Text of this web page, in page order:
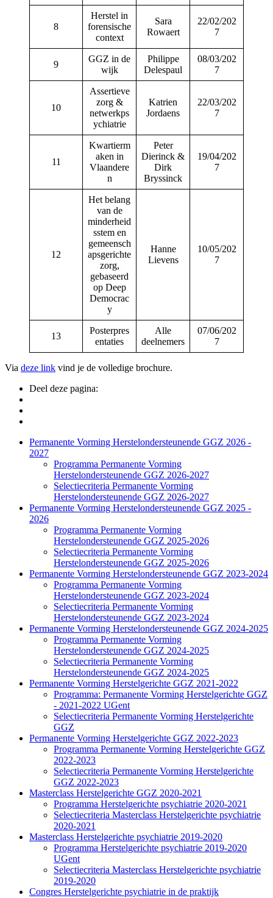
8
Herstel in
forensische
context
Sara
Rowaert
22/02/202
7
9
GGZ in de
wijk
Philippe
Delespaul
08/03/202
7
10
Assertieve
zorg &
netwerkps
ychiatrie
Katrien
Jordaens
22/03/202
7
11
Kwartierm
aken in
Vlaandere
n
Peter
Dierinck &
Dirk
Bryssinck
19/04/202
7
12
Het belang
van de
minderheid
sstem en
gemeensch
apsgerichte
zorg,
gebaseerd
op Deep
Democrac
y
Hanne
Lievens
10/05/202
7
13
Posterpres
entaties
Alle
deelnemers
07/06/202
7
Via deze link vind je de volledige brochure.
Deel deze pagina:
Side
Navigation
Permanente Vorming Herstelondersteunende GGZ 2026 -
2027
Programma Permanente Vorming
Herstelondersteunende GGZ 2026-2027
Selectiecriteria Permanente Vorming
Herstelondersteunende GGZ 2026-2027
Permanente Vorming Herstelondersteunende GGZ 2025 -
2026
Programma Permanente Vorming
Herstelondersteunende GGZ 2025-2026
Selectiecriteria Permanente Vorming
Herstelondersteunende GGZ 2025-2026
Permanente Vorming Herstelondersteunende GGZ 2023-2024
Programma Permanente Vorming
Herstelondersteunende GGZ 2023-2024
Selectiecriteria Permanente Vorming
Herstelondersteunende GGZ 2023-2024
Permanente Vorming Herstelondersteunende GGZ 2024-2025
Programma Permanente Vorming
Herstelondersteunende GGZ 2024-2025
Selectiecriteria Permanente Vorming
Herstelondersteunende GGZ 2024-2025
Permanente Vorming Herstelgerichte GGZ 2021-2022
Programma: Permanente Vorming Herstelgerichte GGZ
- 2021-2022 UGent
Selectiecriteria Permanente Vorming Herstelgerichte
GGZ
Permanente Vorming Herstelgerichte GGZ 2022-2023
Programma Permanente Vorming Herstelgerichte GGZ
2022-2023
Selectiecriteria Permanente Vorming Herstelgerichte
GGZ 2022-2023
Masterclass Herstelgerichte GGZ 2020-2021
Programma Herstelgerichte psychiatrie 2020-2021
Selectiecriteria Masterclass Herstelgerichte psychiatrie
2020-2021
Masterclass Herstelgerichte psychiatrie 2019-2020
Programma Herstelgerichte psychiatrie 2019-2020
UGent
Selectiecriteria Masterclass Herstelgerichte psychiatrie
2019-2020
Congres Herstelgerichte psychiatrie in de praktijk